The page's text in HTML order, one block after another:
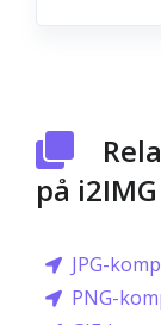
på i2IMG
JPG-
PNG-